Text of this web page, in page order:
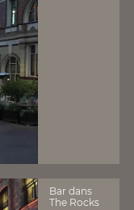
Bar dans
The Rocks